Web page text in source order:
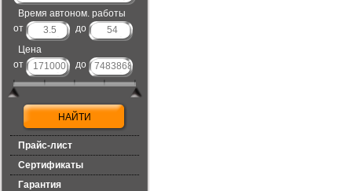
Время автоном. работы
от
до
Цена
от
до
Прайс-лист
Сертификаты
Гарантия